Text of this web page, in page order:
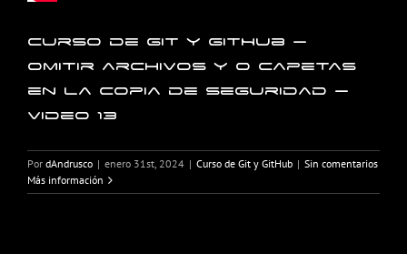
Curso de Git y GitHub –
Omitir archivos y o capetas
en la copia de seguridad –
Video 13
Por dAndrusco | enero 31st, 2024 | Curso de Git y GitHub | Sin comentarios
Más información